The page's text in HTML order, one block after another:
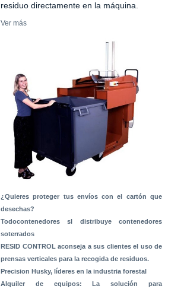
residuo directamente en la máquina.
Ver más
¿Quieres proteger tus envíos con el cartón que
desechas?
Todocontenedores sl distribuye contenedores
soterrados
RESID CONTROL aconseja a sus clientes el uso de
prensas verticales para la recogida de residuos.
Precision Husky, líderes en la industria forestal
Alquiler de equipos: La solución para